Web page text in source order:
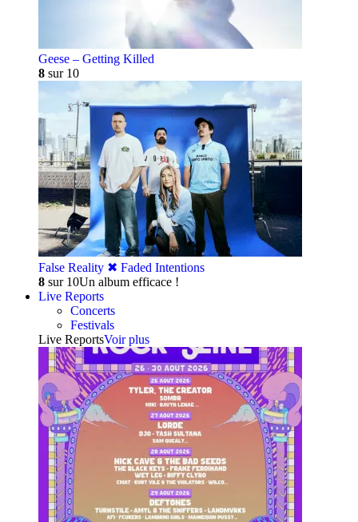
Geese – Getting Killed
8 sur 10
False Reality ✖︎ Faded Intentions
8 sur 10Un album efficace !
Live Reports
Concerts
Festivals
Live ReportsVoir plus